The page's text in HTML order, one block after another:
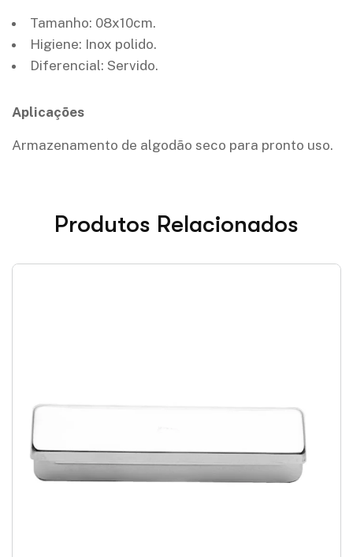
Tamanho: 08x10cm.
Higiene: Inox polido.
Diferencial: Servido.
Aplicações
Armazenamento de algodão seco para pronto uso.
Produtos Relacionados